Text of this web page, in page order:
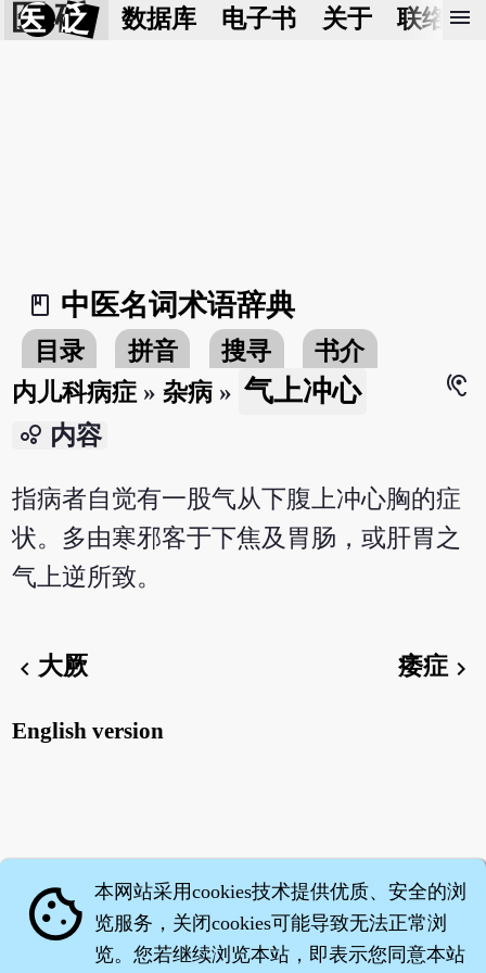
医 砭 数据库 电子书 关于 联络我
menu
book_2
中医名词术语辞典
目录 拼音 搜寻
书介
内儿科病症 »杂病 » 气上冲心
hearing
bubble_chart 内容
指病者自觉有一股气从下腹上冲心胸的症
状。多由寒邪客于下焦及胃肠，或肝胃之
气上逆所致。
chevron_left大厥 痿症chevron_right
English version
cookie 本网站采用cookies技术提供优质、安全的浏
览服务，关闭cookies可能导致无法正常浏
览。您若继续浏览本站，即表示您同意本站